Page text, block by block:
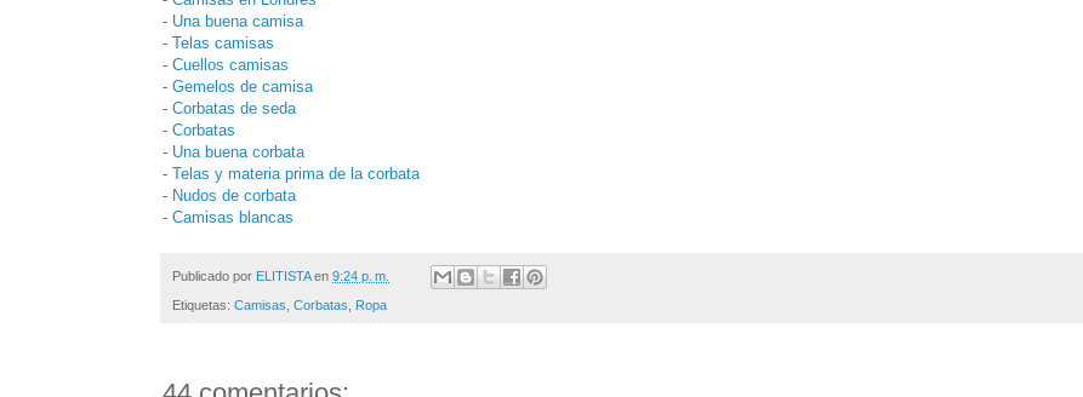
- Una buena camisa
- Telas camisas
- Cuellos camisas
- Gemelos de camisa
- Corbatas de seda
- Corbatas
- Una buena corbata
- Telas y materia prima de la corbata
- Nudos de corbata
- Camisas blancas
Publicado por ELITISTA en 9:24 p. m.
Etiquetas: Camisas Corbatas Ropa